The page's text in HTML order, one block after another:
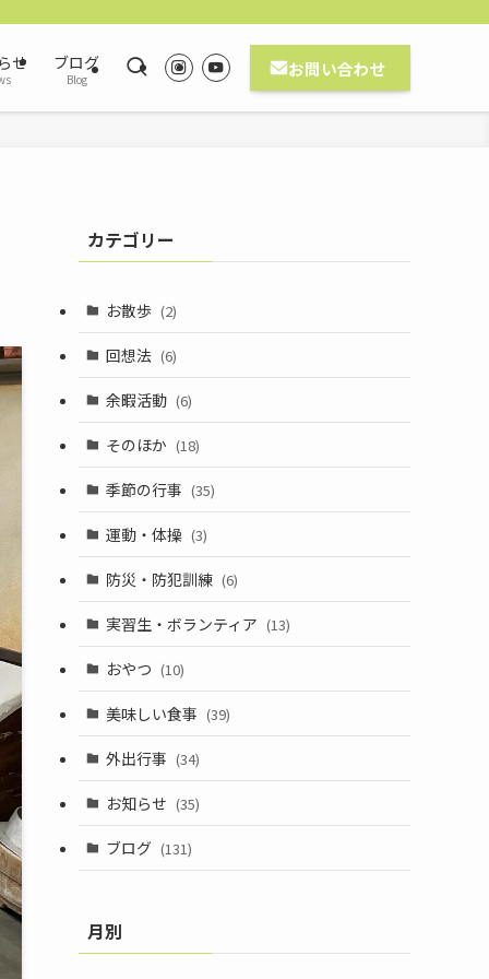
せ ブログ
Blog お問い合わせ
カテゴリー
お散歩 (2)
回想法 (6)
余暇活動 (6)
そのほか (18)
季節の行事 (35)
運動・体操 (3)
防災・防犯訓練 (6)
実習生・ボランティア (13)
おやつ (10)
美味しい食事 (39)
外出行事 (34)
お知らせ (35)
ブログ (131)
月別